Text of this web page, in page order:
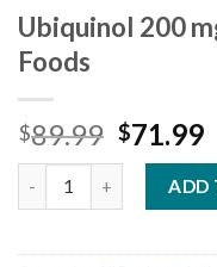
Ubiquinol 200
Foods
$89.99 $71.99
ADD